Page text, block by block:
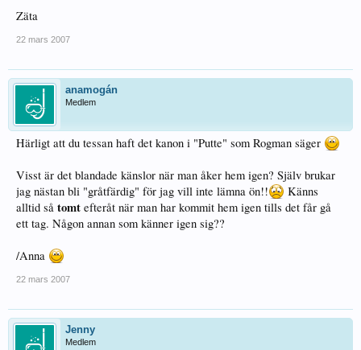
Zäta
22 mars 2007
anamogán
Medlem
Härligt att du tessan haft det kanon i "Putte" som Rogman säger
Visst är det blandade känslor när man åker hem igen? Själv brukar
jag nästan bli "gråtfärdig" för jag vill inte lämna ön!!
Känns
alltid så tomt efteråt när man har kommit hem igen tills det får gå
ett tag. Någon annan som känner igen sig??
/Anna
22 mars 2007
Jenny
Medlem